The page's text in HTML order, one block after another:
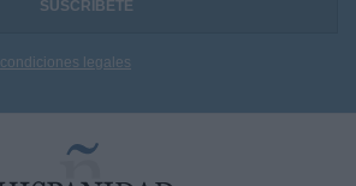
condiciones legales